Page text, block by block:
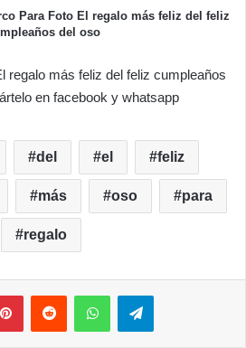
Para Foto El regalo más feliz del feliz
del oso
regalo más feliz del feliz cumpleaños
en facebook y whatsapp
del el feliz
más oso para
regalo
PinterestReddit WhatsAppTelegram